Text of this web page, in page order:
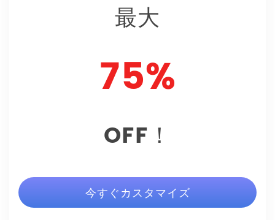
最大
75%
OFF！
今すぐカスタマイズ